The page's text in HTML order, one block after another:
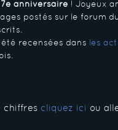
7e anniversaire ! Joyeux
postés sur le forum
recensées dans les
chiffres cliquez ici ou